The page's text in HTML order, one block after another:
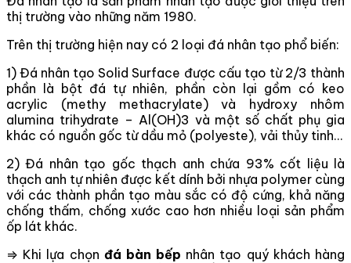
thị trường vào những năm 1980.
Trên thị trường hiện nay có 2 loại đá nhân tạo phổ biến:
1) Đá nhân tạo Solid Surface được cấu tạo từ 2/3 thành
phần là bột đá tự nhiên, phần còn lại gồm có keo
acrylic (methy methacrylate) và hydroxy nhôm
alumina trihydrate – Al(OH)3 và một số chất phụ gia
khác có nguồn gốc từ dầu mỏ (polyeste), vải thủy tinh…
2) Đá nhân tạo gốc thạch anh chứa 93% cốt liệu là
thạch anh tự nhiên được kết dính bởi nhựa polymer cùng
với các thành phần tạo màu sắc có độ cứng, khả năng
chống thấm, chống xước cao hơn nhiều loại sản phẩm
ốp lát khác.
⇒ Khi lựa chọn đá bàn bếp nhân tạo quý khách hàng